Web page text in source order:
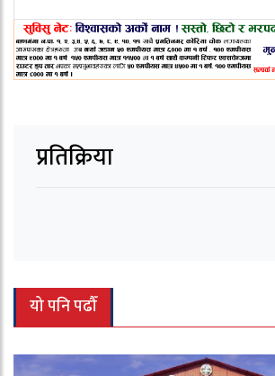
प्रतिक्रिया
यो पनि पढौँ